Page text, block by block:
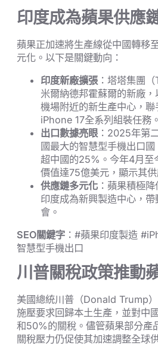
印度成為蘋果供應
蘋果正加速將生產線從中國轉移
元化。以下是關鍵動向：
印度新廠擴張 ：塔塔集團
米爾納德邦霍蘇爾的新廠
機場附近的新生產中心，
iPhone 17全系列組裝任務。
出口數據亮眼 ：2025年第
國最大的智慧型手機出口
超中國的25%。今年4月至
價值達75億美元，顯示其
供應鏈多元化 ：蘋果積極
印度成為新興製造中心，
會。
SEO關鍵字 ：#蘋果印度製造
智慧型手機出口
川普關稅政策推動
美國總統川普（Donald Trump
施壓要求回歸本土生產，並對中
和50%的關稅。儘管蘋果部分產
關稅壓力仍促使其加速調整全球